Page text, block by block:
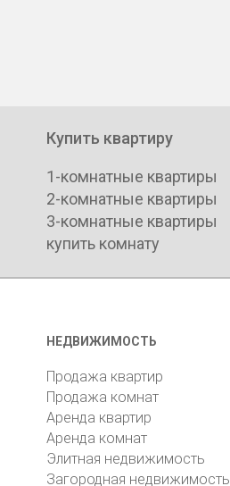
Купить квартиру
1-комнатные квартиры
2-комнатные квартиры
3-комнатные квартиры
купить комнату
НЕДВИЖИМОСТЬ
Продажа квартир
Продажа комнат
Аренда квартир
Аренда комнат
Элитная недвижимость
Загородная недвижимость